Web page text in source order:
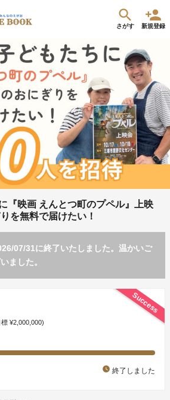
さがす 新規登録
『映画 えんとつ町のプペル』上映
を無料で届けたい！
07/31に終了いたしました。温かいご
ました。
Success
¥2,000,000)
watch_later 終了しました